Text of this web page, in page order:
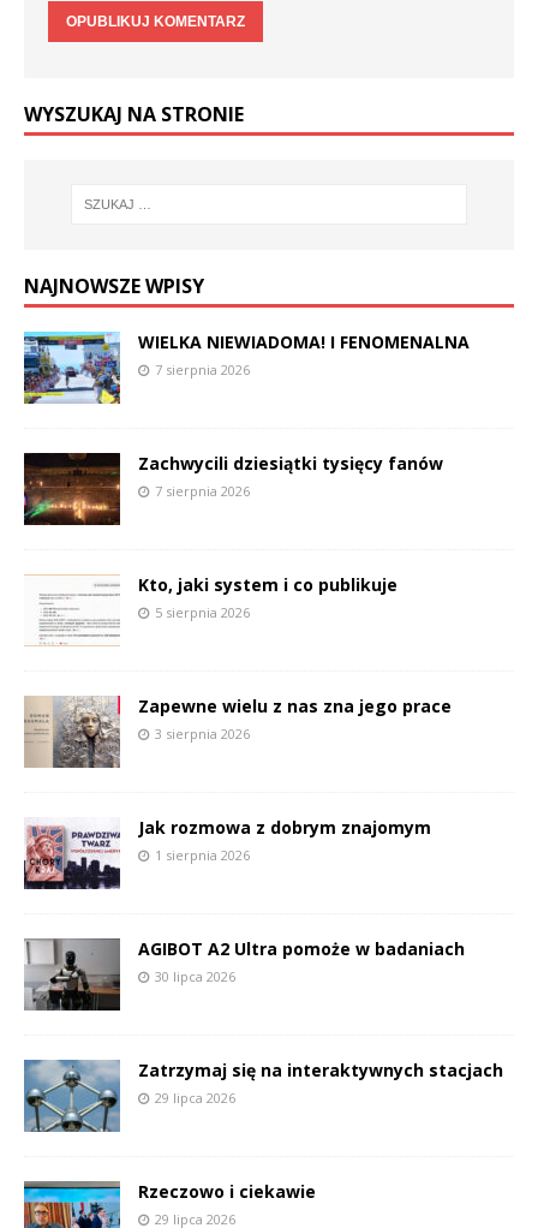
WYSZUKAJ NA STRONIE
NAJNOWSZE WPISY
WIELKA NIEWIADOMA! I FENOMENALNA
7 sierpnia 2026
Zachwycili dziesiątki tysięcy fanów
7 sierpnia 2026
Kto, jaki system i co publikuje
5 sierpnia 2026
Zapewne wielu z nas zna jego prace
3 sierpnia 2026
Jak rozmowa z dobrym znajomym
1 sierpnia 2026
AGIBOT A2 Ultra pomoże w badaniach
30 lipca 2026
Zatrzymaj się na interaktywnych stacjach
29 lipca 2026
Rzeczowo i ciekawie
29 lipca 2026